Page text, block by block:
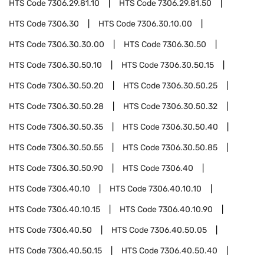
HTS Code7306.29.81.10 HTS Code7306.29.81.50
HTS Code7306.30 HTS Code7306.30.10.00
HTS Code7306.30.30.00 HTS Code7306.30.50
HTS Code7306.30.50.10 HTS Code7306.30.50.15
HTS Code7306.30.50.20 HTS Code7306.30.50.25
HTS Code7306.30.50.28 HTS Code7306.30.50.32
HTS Code7306.30.50.35 HTS Code7306.30.50.40
HTS Code7306.30.50.55 HTS Code7306.30.50.85
HTS Code7306.30.50.90 HTS Code7306.40
HTS Code7306.40.10 HTS Code7306.40.10.10
HTS Code7306.40.10.15 HTS Code7306.40.10.90
HTS Code7306.40.50 HTS Code7306.40.50.05
HTS Code7306.40.50.15 HTS Code7306.40.50.40